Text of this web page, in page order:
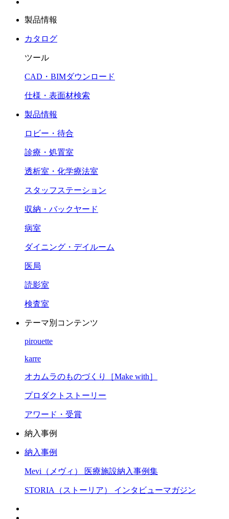
製品情報
カタログ
ツール
CAD・BIMダウンロード
仕様・表面材検索
製品情報
ロビー・待合
診療・処置室
透析室・化学療法室
スタッフステーション
収納・バックヤード
病室
ダイニング・デイルーム
医局
読影室
検査室
テーマ別コンテンツ
pirouette
karre
オカムラのものづくり［Make with］
プロダクトストーリー
アワード・受賞
納入事例
納入事例
Mevi（メヴィ） 医療施設納入事例集
STORIA（ストーリア） インタビューマガジン